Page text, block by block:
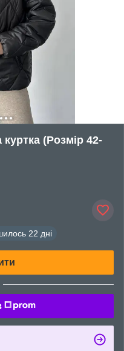
(Розмір 42-
22 дні